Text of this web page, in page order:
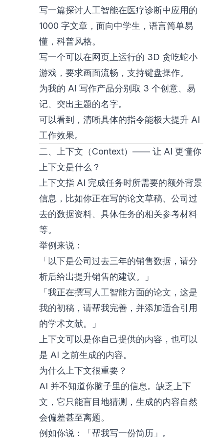
写一篇探讨人工智能在医疗诊断中应用的
1000 字文章，面向中学生，语言简单易
懂，科普风格。
写一个可以在网页上运行的 3D 贪吃蛇小
游戏，要求画面流畅，支持键盘操作。
为我的 AI 写作产品分别取 3 个创意、易
记、突出主题的名字。
可以看到，清晰具体的指令能极大提升 AI
工作效果。
二、上下文（Context）—— 让 AI 更懂你
上下文是什么？
上下文指 AI 完成任务时所需要的额外背景
信息，比如你正在写的论文草稿、公司过
去的数据资料、具体任务的相关参考材料
等。
举例来说：
「以下是公司过去三年的销售数据，请分
析后给出提升销售的建议。」
「我正在撰写人工智能方面的论文，这是
我的初稿，请帮我完善，并添加适合引用
的学术文献。」
上下文可以是你自己提供的内容，也可以
是 AI 之前生成的内容。
为什么上下文很重要？
AI 并不知道你脑子里的信息。缺乏上下
文，它只能盲目地猜测，生成的内容自然
会偏差甚至离题。
例如你说：「帮我写一份简历」。